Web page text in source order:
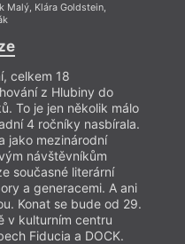
Malý, Klára Goldstein,
celkem 18
z Hlubiny do
To je jen několik málo
4 ročníky nasbírala.
jako mezinárodní
návštěvníkům
současné literární
a generacemi. A ani
Konat se bude od 29.
v kulturním centru
Fiducia a DOCK.